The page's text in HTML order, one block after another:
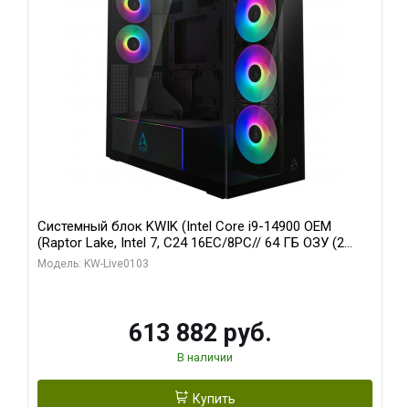
Системный блок KWIK (Intel Core i9-14900 OEM
(Raptor Lake, Intel 7, C24 16EC/8PC// 64 ГБ ОЗУ (2
модуля)/ Afox RTX4090 24GB GDDR6X 384-Bit 3xDP
Модель: KW-Live0103
613 882 руб.
В наличии
Купить